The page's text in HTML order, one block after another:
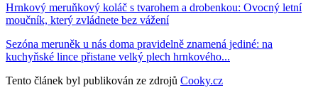
Hrnkový meruňkový koláč s tvarohem a drobenkou: Ovocný letní
moučník, který zvládnete bez vážení
Sezóna meruněk u nás doma pravidelně znamená jediné: na
kuchyňské lince přistane velký plech hrnkového...
Tento článek byl publikován ze zdrojů Cooky.cz